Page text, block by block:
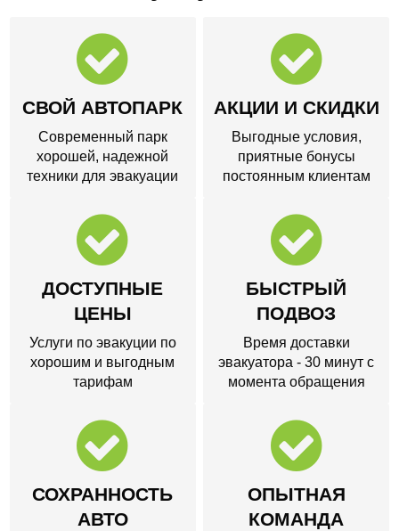
СВОЙ АВТОПАРК
Современный парк
хорошей, надежной
техники для эвакуации
АКЦИИ И СКИДКИ
Выгодные условия,
приятные бонусы
постоянным клиентам
ДОСТУПНЫЕ
ЦЕНЫ
Услуги по эвакуции по
хорошим и выгодным
тарифам
БЫСТРЫЙ
ПОДВОЗ
Время доставки
эвакуатора - 30 минут с
момента обращения
СОХРАННОСТЬ
АВТО
ОПЫТНАЯ
КОМАНДА